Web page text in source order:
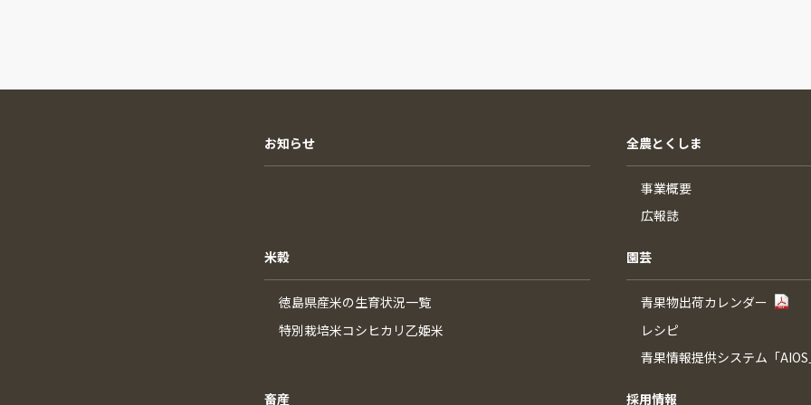
お知らせ 全農とくしま
事業概要
広報誌
米穀
徳島県産米の生育状況一覧
特別栽培米コシヒカリ乙姫米
園芸
青果物出荷カレンダー
レシピ
青果情報提供システム「
畜産 採用情報